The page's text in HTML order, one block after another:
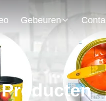
Gebeuren